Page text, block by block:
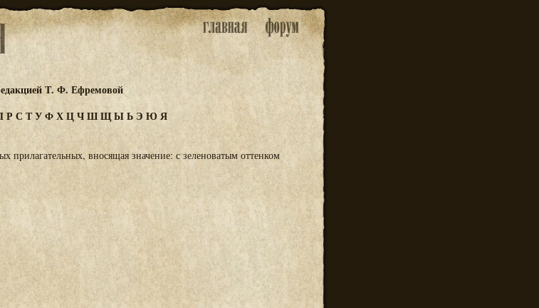
Т. Ф. Ефремовой
Р С ТУФХЦЧШЩЫЬ Э Ю Я
прилагательных, вносящая значение: с зеленоватым оттенком